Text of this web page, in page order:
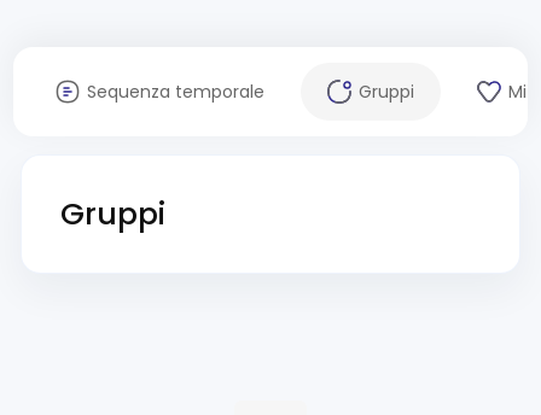
Sequenza temporale Gruppi Mi
Gruppi